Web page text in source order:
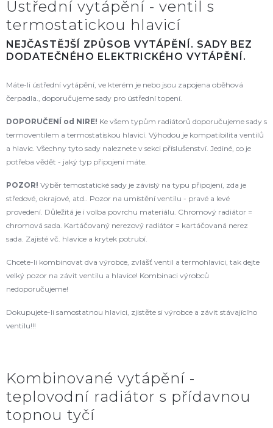
Ústřední vytápění - ventil s
termostatickou hlavicí
NEJČASTĚJŠÍ ZPŮSOB VYTÁPĚNÍ. SADY BEZ
DODATEČNÉHO ELEKTRICKÉHO VYTÁPĚNÍ.
Máte-li ústřední vytápění, ve kterém je nebo jsou zapojena oběhová
čerpadla., doporučujeme sady pro ústřední topení.
DOPORUČENÍ od NIRE! Ke všem typům radiátorů doporučujeme sady s
termoventilem a termostatiskou hlavicí. Výhodou je kompatibilita ventilů
a hlavic. Všechny tyto sady naleznete v sekci příslušenství. Jediné, co je
potřeba vědět - jaký typ připojení máte.
POZOR! Výběr temostatické sady je závislý na typu připojení, zda je
středové, okrajové, atd.. Pozor na umístění ventilu - pravé a levé
provedení. Důležitá je i volba povrchu materiálu. Chromový radiátor =
chromová sada. Kartáčovaný nerezový radiátor = kartáčovaná nerez
sada. Zajisté vč. hlavice a krytek potrubí.
Chcete-li kombinovat dva výrobce, zvlášť ventil a termohlavici, tak dejte
velký pozor na závit ventilu a hlavice! Kombinaci výrobců
nedoporučujeme!
Dokupujete-li samostatnou hlavici, zjistěte si výrobce a závit stávajícího
ventilu!!!
Kombinované vytápění -
teplovodní radiátor s přídavnou
topnou tyčí